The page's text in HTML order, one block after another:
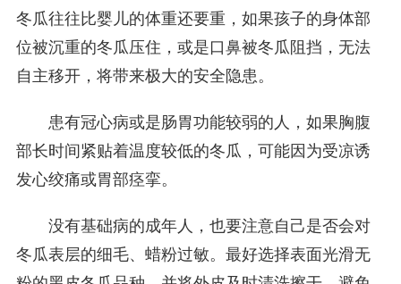
冬瓜往往比婴儿的体重还要重，如果孩子的身体部
位被沉重的冬瓜压住，或是口鼻被冬瓜阻挡，无法
自主移开，将带来极大的安全隐患。
患有冠心病或是肠胃功能较弱的人，如果胸腹
部长时间紧贴着温度较低的冬瓜，可能因为受凉诱
发心绞痛或胃部痉挛。
没有基础病的成年人，也要注意自己是否会对
冬瓜表层的细毛、蜡粉过敏。最好选择表面光滑无